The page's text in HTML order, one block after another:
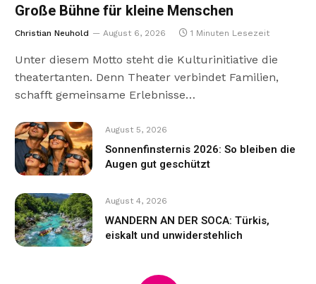
Große Bühne für kleine Menschen
Christian Neuhold August 6, 2026 1 Minuten Lesezeit
Unter diesem Motto steht die Kulturinitiative die
theatertanten. Denn Theater verbindet Familien,
schafft gemeinsame Erlebnisse…
August 5, 2026
Sonnenfinsternis 2026: So bleiben die
Augen gut geschützt
August 4, 2026
WANDERN AN DER SOCA: Türkis,
eiskalt und unwiderstehlich